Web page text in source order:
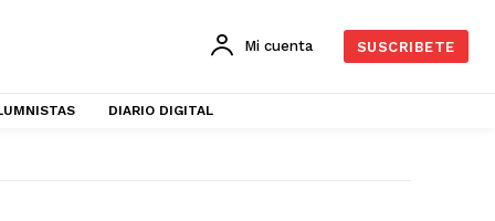
Mi cuenta SUSCRIBETE
DIARIO DIGITAL